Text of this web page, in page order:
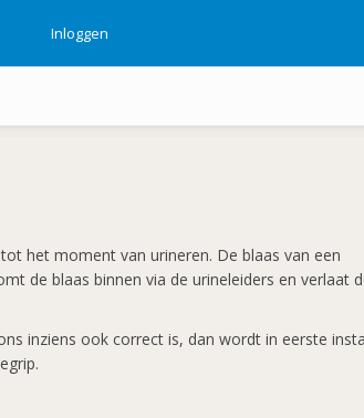
Gebruikersmenu
Inloggen
het moment van urineren. De blaas van een
de blaas binnen via de urineleiders en verlaat
inziens ook correct is, dan wordt in eerste